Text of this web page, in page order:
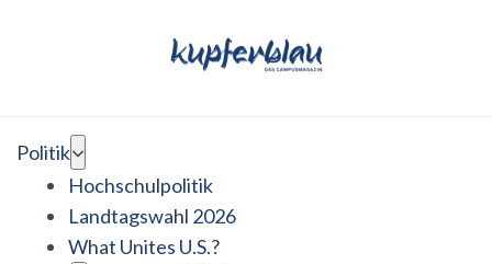
Politik
Hochschulpolitik
Landtagswahl 2026
What Unites U.S.?